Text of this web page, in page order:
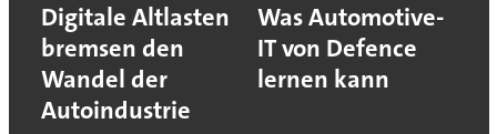
Digitale Altlasten
bremsen den
Wandel der
Autoindustrie
Was Automotive-
IT von Defence
lernen kann